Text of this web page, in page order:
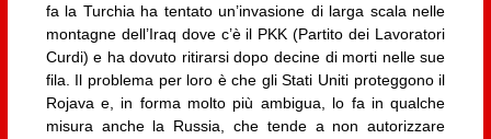
fa la Turchia ha tentato un’invasione di larga scala nelle
montagne dell’Iraq dove c’è il PKK (Partito dei Lavoratori
Curdi) e ha dovuto ritirarsi dopo decine di morti nelle sue
fila. Il problema per loro è che gli Stati Uniti proteggono il
Rojava e, in forma molto più ambigua, lo fa in qualche
misura anche la Russia, che tende a non autorizzare